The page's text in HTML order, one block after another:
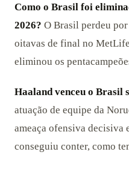
Como o Brasil foi
2026? O Brasil perdeu
oitavas de final no
eliminou os
Haaland venceu o Brasil
atuação de equipe da
ameaça ofensiva decisiva
conseguiu conter, como